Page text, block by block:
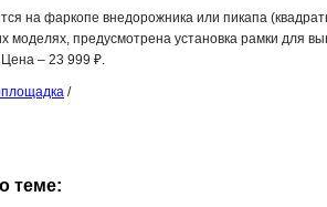
на фаркопе внедорожника или пикапа
моделях, предусмотрена установка рамки для
Цена – 23 999 ₽.
/
теме: